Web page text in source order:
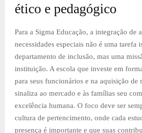
ético e pedagógico
Para a Sigma Educação, a integração de
necessidades especiais não é uma tarefa
departamento de inclusão, mas uma
instituição. A escola que investe em
para seus funcionários e na aquisição de
sinaliza ao mercado e às famílias seu
excelência humana. O foco deve ser
cultura de pertencimento, onde cada
presença é importante e que suas